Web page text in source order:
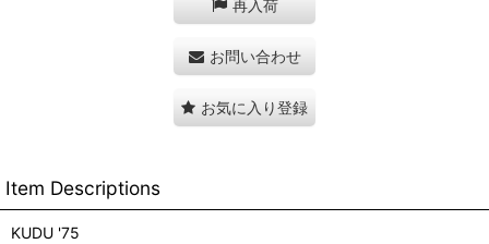
再入荷
お問い合わせ
お気に入り登録
Item Descriptions
KUDU '75